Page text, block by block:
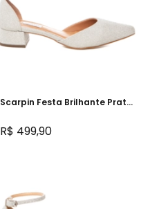
Scarpin Festa Brilhante Prata
R$ 499,90